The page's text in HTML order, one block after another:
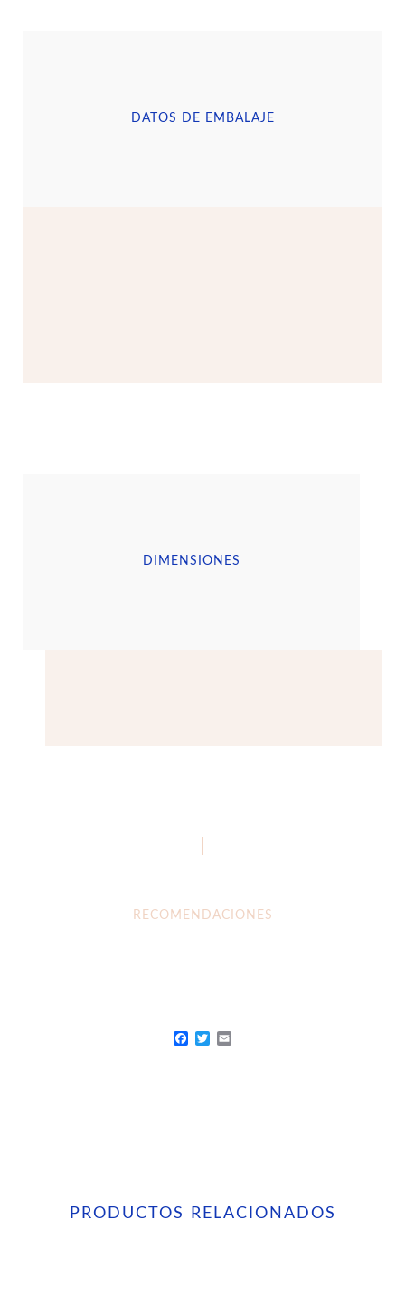
DATOS DE EMBALAJE
DIMENSIONES
RECOMENDACIONES
PRODUCTOS RELACIONADOS